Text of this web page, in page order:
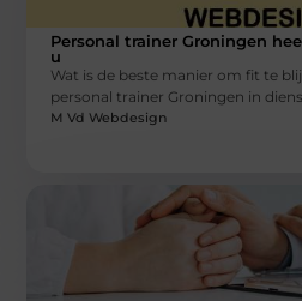
Personal trainer Groningen
u
Wat is de beste manier om fit te
personal trainer Groningen in
M Vd Webdesign